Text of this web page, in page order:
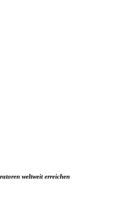
weltweit erreichen